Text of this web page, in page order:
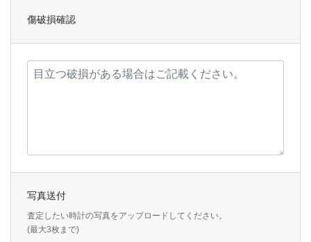
傷破損確認
写真送付
査定したい時計の写真をアップロードしてください。
(最大3枚まで)